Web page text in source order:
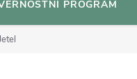
PROGRAM